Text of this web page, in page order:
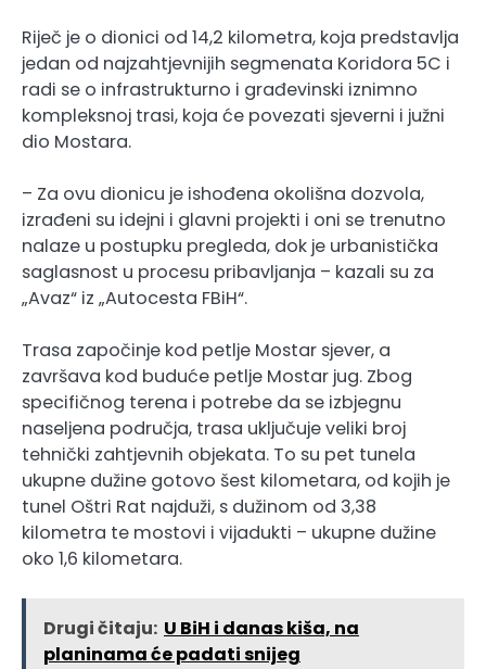
Riječ je o dionici od 14,2 kilometra, koja predstavlja
jedan od najzahtjevnijih segmenata Koridora 5C i
radi se o infrastrukturno i građevinski iznimno
kompleksnoj trasi, koja će povezati sjeverni i južni
dio Mostara.
– Za ovu dionicu je ishođena okolišna dozvola,
izrađeni su idejni i glavni projekti i oni se trenutno
nalaze u postupku pregleda, dok je urbanistička
saglasnost u procesu pribavljanja – kazali su za
„Avaz“ iz „Autocesta FBiH“.
Trasa započinje kod petlje Mostar sjever, a
završava kod buduće petlje Mostar jug. Zbog
specifičnog terena i potrebe da se izbjegnu
naseljena područja, trasa uključuje veliki broj
tehnički zahtjevnih objekata. To su pet tunela
ukupne dužine gotovo šest kilometara, od kojih je
tunel Oštri Rat najduži, s dužinom od 3,38
kilometra te mostovi i vijadukti – ukupne dužine
oko 1,6 kilometara.
Drugi čitaju: U BiH i danas kiša, na
planinama će padati snijeg